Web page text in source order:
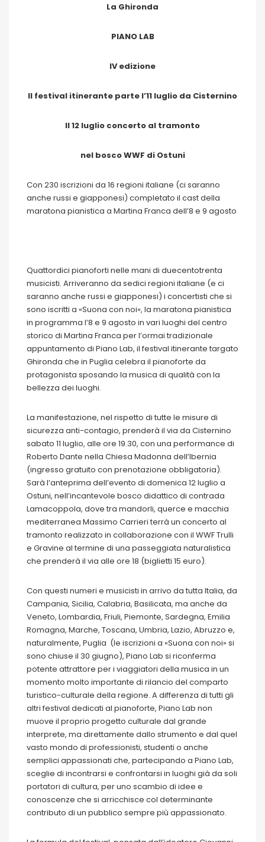
La Ghironda
PIANO LAB
IV edizione
Il festival itinerante parte l’11 luglio da Cisternino
Il 12 luglio concerto al tramonto
nel bosco WWF di Ostuni
Con 230 iscrizioni da 16 regioni italiane (ci saranno
anche russi e giapponesi) completato il cast della
maratona pianistica a Martina Franca dell’8 e 9 agosto
Quattordici pianoforti nelle mani di duecentotrenta
musicisti. Arriveranno da sedici regioni italiane (e ci
saranno anche russi e giapponesi) i concertisti che si
sono iscritti a «Suona con noi», la maratona pianistica
in programma l’8 e 9 agosto in vari luoghi del centro
storico di Martina Franca per l’ormai tradizionale
appuntamento di Piano Lab, il festival itinerante targato
Ghironda che in Puglia celebra il pianoforte da
protagonista sposando la musica di qualità con la
bellezza dei luoghi.
La manifestazione, nel rispetto di tutte le misure di
sicurezza anti-contagio, prenderà il via da Cisternino
sabato 11 luglio, alle ore 19.30, con una performance di
Roberto Dante nella Chiesa Madonna dell’Ibernia
(ingresso gratuito con prenotazione obbligatoria).
Sarà l’anteprima dell’evento di domenica 12 luglio a
Ostuni, nell’incantevole bosco didattico di contrada
Lamacoppola, dove tra mandorli, querce e macchia
mediterranea Massimo Carrieri terrà un concerto al
tramonto realizzato in collaborazione con il WWF Trulli
e Gravine al termine di una passeggiata naturalistica
che prenderà il via alle ore 18 (biglietti 15 euro).
Con questi numeri e musicisti in arrivo da tutta Italia, da
Campania, Sicilia, Calabria, Basilicata, ma anche da
Veneto, Lombardia, Friuli, Piemonte, Sardegna, Emilia
Romagna, Marche, Toscana, Umbria, Lazio, Abruzzo e,
naturalmente, Puglia (le iscrizioni a «Suona con noi» si
sono chiuse il 30 giugno), Piano Lab si riconferma
potente attrattore per i viaggiatori della musica in un
momento molto importante di rilancio del comparto
turistico-culturale della regione. A differenza di tutti gli
altri festival dedicati al pianoforte, Piano Lab non
muove il proprio progetto culturale dal grande
interprete, ma direttamente dallo strumento e dal quel
vasto mondo di professionisti, studenti o anche
semplici appassionati che, partecipando a Piano Lab,
sceglie di incontrarsi e confrontarsi in luoghi già da soli
portatori di cultura, per uno scambio di idee e
conoscenze che si arricchisce col determinante
contributo di un pubblico sempre più appassionato.